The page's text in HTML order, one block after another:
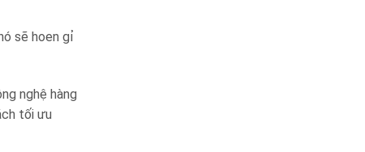
sẽ hoen gỉ
nghệ hàng
tối ưu